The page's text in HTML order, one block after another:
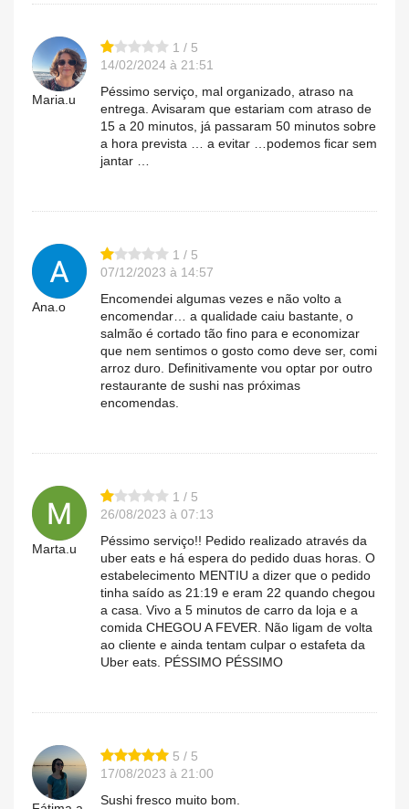
Maria.u
1 / 5
14/02/2024 à 21:51
Péssimo serviço, mal organizado, atraso na
entrega. Avisaram que estariam com atraso de
15 a 20 minutos, já passaram 50 minutos sobre
a hora prevista … a evitar …podemos ficar sem
jantar …
Ana.o
1 / 5
07/12/2023 à 14:57
Encomendei algumas vezes e não volto a
encomendar… a qualidade caiu bastante, o
salmão é cortado tão fino para e economizar
que nem sentimos o gosto como deve ser, comi
arroz duro. Definitivamente vou optar por outro
restaurante de sushi nas próximas
encomendas.
Marta.u
1 / 5
26/08/2023 à 07:13
Péssimo serviço!! Pedido realizado através da
uber eats e há espera do pedido duas horas. O
estabelecimento MENTIU a dizer que o pedido
tinha saído as 21:19 e eram 22 quando chegou
a casa. Vivo a 5 minutos de carro da loja e a
comida CHEGOU A FEVER. Não ligam de volta
ao cliente e ainda tentam culpar o estafeta da
Uber eats. PÉSSIMO PÉSSIMO
5 / 5
17/08/2023 à 21:00
Sushi fresco muito bom.